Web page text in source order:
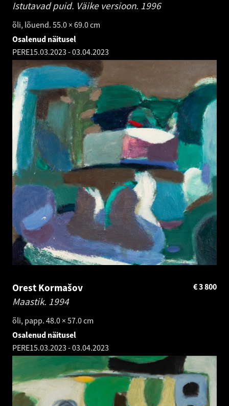
Istutavad puid. Väike versioon. 1996
õli, lõuend. 55.0 × 69.0 cm
Osalenud näitusel
PERE15.03.2023 -03.04.2023
Orest Kormašov
Maastik. 1994
õli, papp. 48.0 × 57.0 cm
3 800
€
Osalenud näitusel
PERE15.03.2023 -03.04.2023